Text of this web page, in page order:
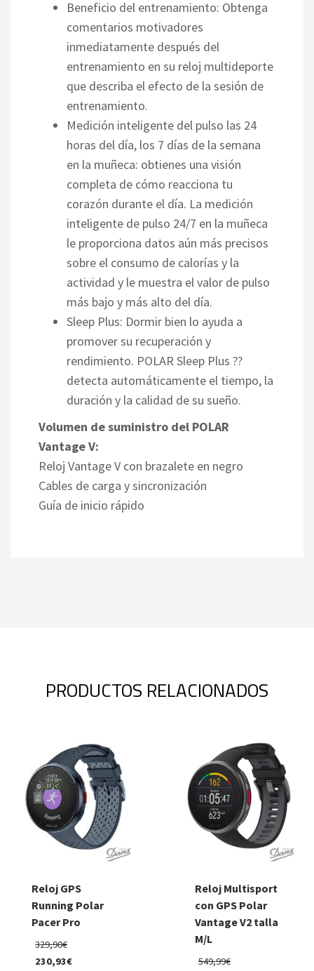
Beneficio del entrenamiento: Obtenga
comentarios motivadores
inmediatamente después del
entrenamiento en su reloj multideporte
que describa el efecto de la sesión de
entrenamiento.
Medición inteligente del pulso las 24
horas del día, los 7 días de la semana
en la muñeca: obtienes una visión
completa de cómo reacciona tu
corazón durante el día. La medición
inteligente de pulso 24/7 en la muñeca
le proporciona datos aún más precisos
sobre el consumo de calorías y la
actividad y le muestra el valor de pulso
más bajo y más alto del día.
Sleep Plus: Dormir bien lo ayuda a
promover su recuperación y
rendimiento. POLAR Sleep Plus ??
detecta automáticamente el tiempo, la
duración y la calidad de su sueño.
Volumen de suministro del POLAR
Vantage V:
Reloj Vantage V con brazalete en negro
Cables de carga y sincronización
Guía de inicio rápido
PRODUCTOS RELACIONADOS
Reloj GPS
Running Polar
Pacer Pro
329,90€
230,93€
Reloj Multisport
con GPS Polar
Vantage V2 talla
M/L
549,99€